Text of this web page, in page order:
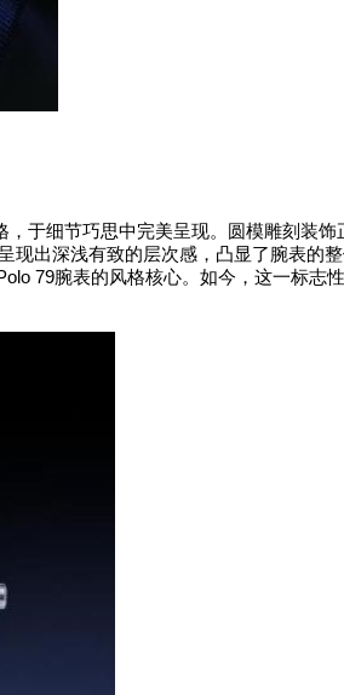
，于细节巧思中完美呈现。圆模雕刻装
出深浅有致的层次感，凸显了腕表的
79腕表的风格核心。如今，这一标志